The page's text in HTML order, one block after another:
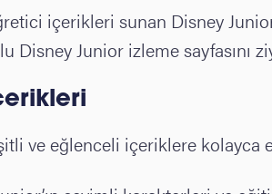
içerikleri sunan Disney
Junior izleme sayfasını
ve eğlenceli içeriklere kolayca